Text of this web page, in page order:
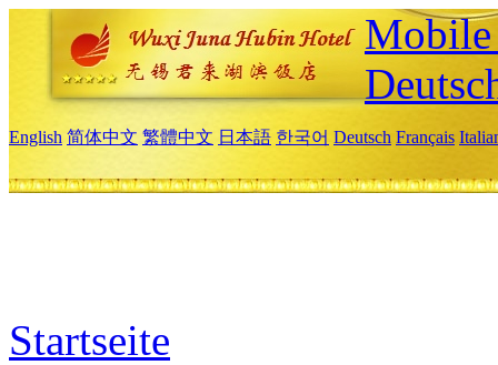
English 简体中文 繁體中文 日本語 한국어 Deutsch Français
Startseite